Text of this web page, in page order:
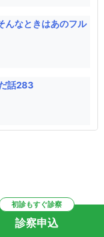
んなときはあのフル
話283
イバシーポリシー|施設基準・
ら
初診もすぐ診察
診察申込